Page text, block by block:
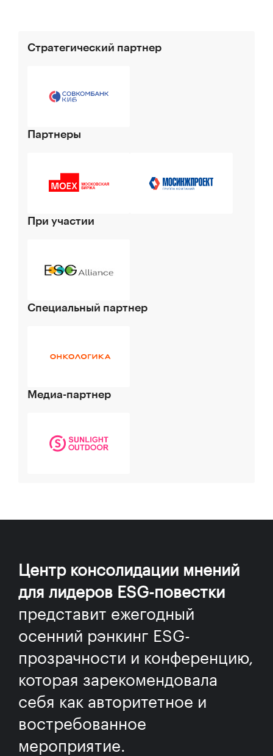
Стратегический партнер
Партнеры
При участии
Специальный партнер
Медиа-партнер
Центр консолидации мнений
для лидеров ESG-повестки
представит ежегодный
осенний рэнкинг ESG-
прозрачности и конференцию,
которая зарекомендовала
себя как авторитетное и
востребованное
мероприятие.